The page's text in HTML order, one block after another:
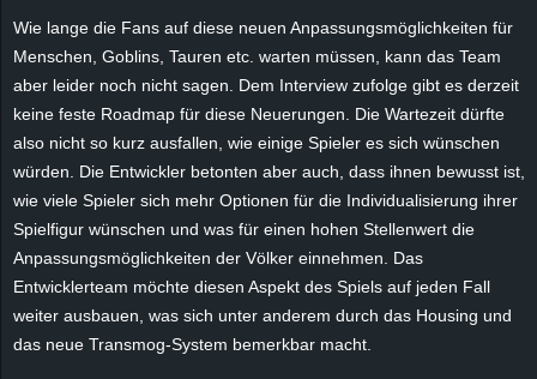
Wie lange die Fans auf diese neuen Anpassungsmöglichkeiten für
Menschen, Goblins, Tauren etc. warten müssen, kann das Team
aber leider noch nicht sagen. Dem Interview zufolge gibt es derzeit
keine feste Roadmap für diese Neuerungen. Die Wartezeit dürfte
also nicht so kurz ausfallen, wie einige Spieler es sich wünschen
würden. Die Entwickler betonten aber auch, dass ihnen bewusst ist,
wie viele Spieler sich mehr Optionen für die Individualisierung ihrer
Spielfigur wünschen und was für einen hohen Stellenwert die
Anpassungsmöglichkeiten der Völker einnehmen. Das
Entwicklerteam möchte diesen Aspekt des Spiels auf jeden Fall
weiter ausbauen, was sich unter anderem durch das Housing und
das neue Transmog-System bemerkbar macht.